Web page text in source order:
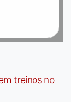
treinos no